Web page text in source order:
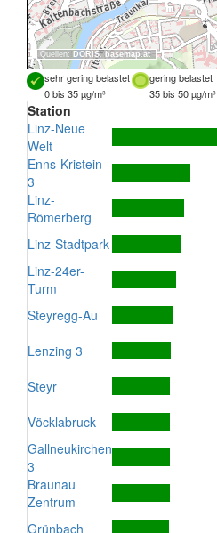
Quellen: DORIS, basemap.at
sehr gering belastet gering belastet
0 bis 35 µg/m³
35 bis 50 µg/m³
Station
Linz-Neue
Welt
Enns-Kristein
3
Linz-
Römerberg
Linz-Stadtpark
Linz-24er-
Turm
Steyregg-Au
Lenzing 3
Steyr
Vöcklabruck
Gallneukirchen
3
Braunau
Zentrum
Grünbach